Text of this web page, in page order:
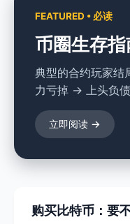
FEATURED • 必读
币圈生存
典型的合约玩家
力亏掉 → 上头负
立即阅读 →
购买比特币：要